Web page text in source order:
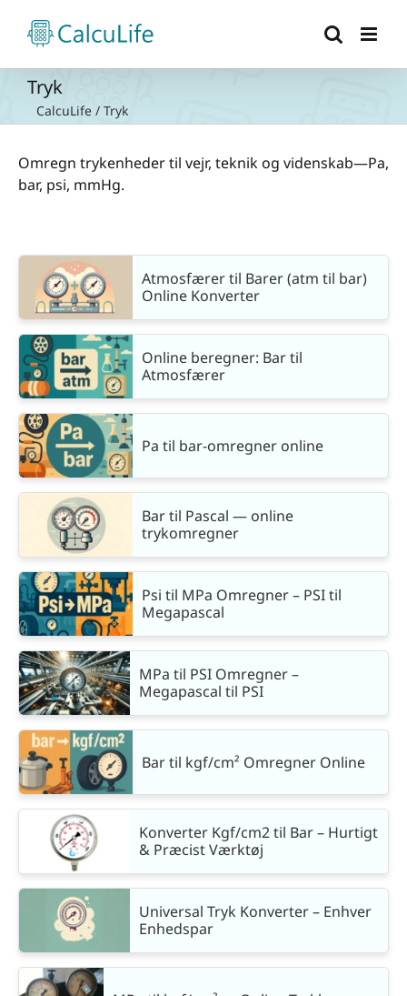
content
Tryk
CalcuLife / Tryk
Omregn trykenheder til vejr, teknik og videnskab—Pa,
bar, psi, mmHg.
Atmosfærer til Barer (atm til bar)
Online Konverter
Online beregner: Bar til
Atmosfærer
Pa til bar-omregner online
Bar til Pascal — online
trykomregner
Psi til MPa Omregner – PSI til
Megapascal
MPa til PSI Omregner –
Megapascal til PSI
Bar til kgf/cm² Omregner Online
Konverter Kgf/cm2 til Bar – Hurtigt
& Præcist Værktøj
Universal Tryk Konverter – Enhver
Enhedspar